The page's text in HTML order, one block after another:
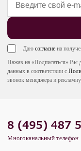
Даю согласие на
Нажав на «Подписаться» Вы
данных в соответствии с
звонок менеджера и
8 (495) 487
Многоканальный телефон